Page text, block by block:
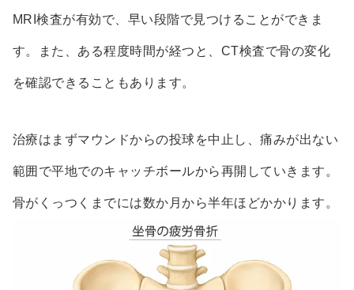
MRI検査が有効で、早い段階で見つけることができま
す。また、ある程度時間が経つと、CT検査で骨の変化
を確認できることもあります。
治療はまずマウンドからの投球を中止し、痛みが出ない
範囲で平地でのキャッチボールから再開していきます。
骨がくっつくまでには数か月から半年ほどかかります。